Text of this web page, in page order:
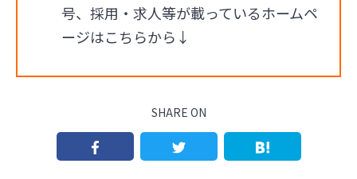
号、採用・求人等が載っているホームペ
ージはこちらから↓
SHARE ON